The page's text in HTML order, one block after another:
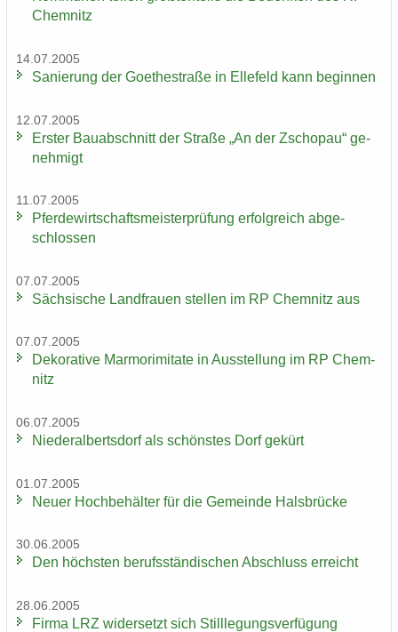
Chem­nitz
14.07.2005
Sa­nie­rung der Goe­the­stra­ße in El­le­feld kann be­gin­nen
12.07.2005
Ers­ter Bau­ab­schnitt der Stra­ße „An der Zscho­pau“ ge­
neh­migt
11.07.2005
Pfer­de­wirt­schafts­meis­ter­prü­fung er­folg­reich ab­ge­
schlos­sen
07.07.2005
Säch­si­sche Land­frau­en stel­len im RP Chem­nitz aus
07.07.2005
De­ko­ra­ti­ve Mar­mo­r­imi­ta­te in Aus­stel­lung im RP Chem­
nitz
06.07.2005
Nie­der­al­berts­dorf als schöns­tes Dorf ge­kürt
01.07.2005
Neuer Hoch­be­häl­ter für die Ge­mein­de Hals­brü­cke
30.06.2005
Den höchs­ten be­rufs­stän­di­schen Ab­schluss er­reicht
28.06.2005
Firma LRZ wi­der­setzt sich Still­le­gungs­ver­fü­gung